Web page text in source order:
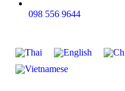
098 556 9644